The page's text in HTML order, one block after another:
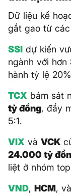
Dữ liệu kế
gắt gao từ
SSI dự kiến
ngành với hơn
hành tỷ lệ
TCX bám sát
tỷ đồng, đẩy
5:1.
VIX và VCK
24.000 tỷ
liệt ở nhóm
VND, HCM, và